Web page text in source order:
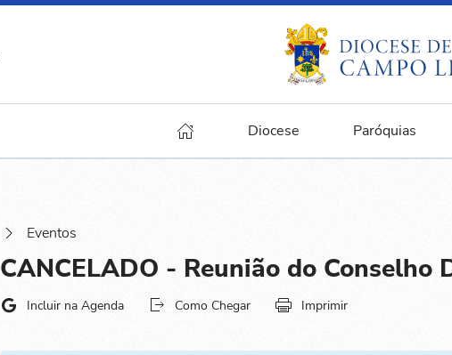
Diocese Paróquias
Eventos
CANCELADO - Reunião do Conselho
Incluir na Agenda Como Chegar Imprimir